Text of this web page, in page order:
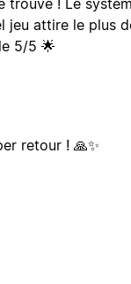
trouve ! Le
jeu attire le plus
5/5 🌟
retour ! 🙏✨